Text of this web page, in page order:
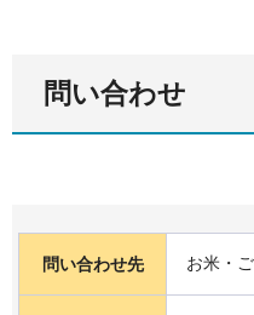
問い合わせ
問い合わせ先 お米・